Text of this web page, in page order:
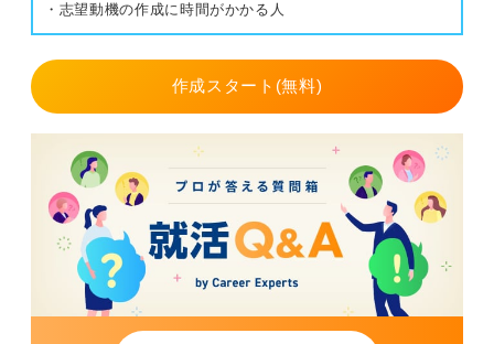
・志望動機の作成に時間がかかる人
作成スタート(無料)